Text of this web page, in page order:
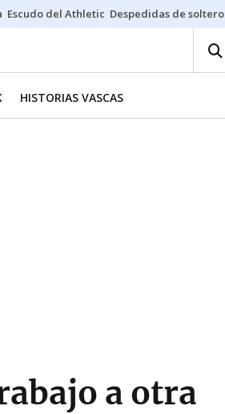
Escudo del Athletic Despedidas de soltero
HISTORIAS VASCAS
a otra